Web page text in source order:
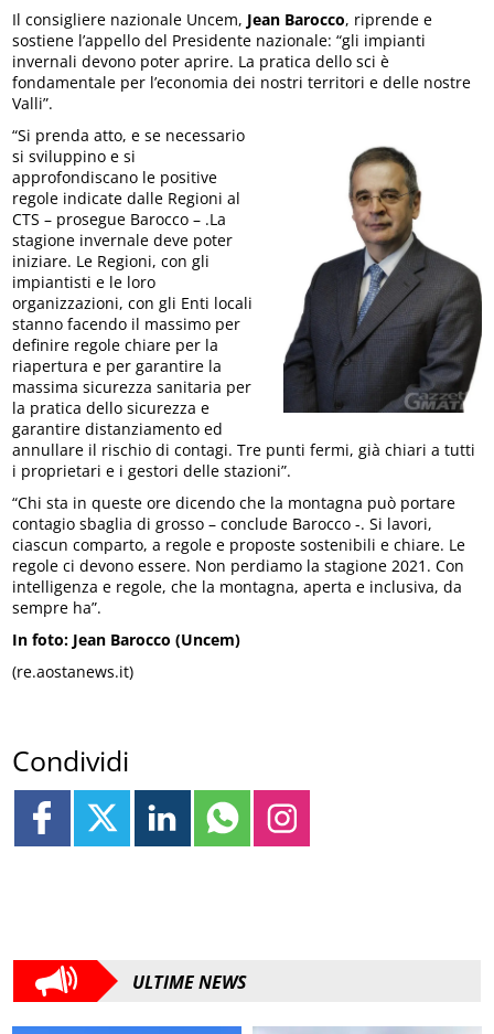
Il consigliere nazionale Uncem, Jean Barocco, riprende e
sostiene l’appello del Presidente nazionale: “gli impianti
invernali devono poter aprire. La pratica dello sci è
fondamentale per l’economia dei nostri territori e delle nostre
Valli”.
“Si prenda atto, e se necessario
si sviluppino e si
approfondiscano le positive
regole indicate dalle Regioni al
CTS – prosegue Barocco – .La
stagione invernale deve poter
iniziare. Le Regioni, con gli
impiantisti e le loro
organizzazioni, con gli Enti locali
stanno facendo il massimo per
definire regole chiare per la
riapertura e per garantire la
massima sicurezza sanitaria per
la pratica dello sicurezza e
garantire distanziamento ed
annullare il rischio di contagi. Tre punti fermi, già chiari a tutti
i proprietari e i gestori delle stazioni”.
“Chi sta in queste ore dicendo che la montagna può portare
contagio sbaglia di grosso – conclude Barocco -. Si lavori,
ciascun comparto, a regole e proposte sostenibili e chiare. Le
regole ci devono essere. Non perdiamo la stagione 2021. Con
intelligenza e regole, che la montagna, aperta e inclusiva, da
sempre ha”.
In foto: Jean Barocco (Uncem)
(re.aostanews.it)
Condividi
ULTIME NEWS